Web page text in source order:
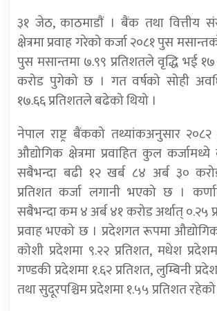
३१ जेठ, काठमाडाैं । बैंक तथा वित्तीय
क्षेत्रमा प्रवाह गरेको कर्जा २०८१ पुस
पुस मसान्तमा ७.९९ प्रतिशतले वृद्धि भई
करोड पुगेको छ । गत वर्षको सोही
१७.६६ प्रतिशतले बढेको थियो ।
नेपाल राष्ट्र बैंकको तथ्यांकअनुसार
औद्योगिक क्षेत्रमा प्रवाहित कुल कर्जामध्ये
सबैभन्दा बढी १२ खर्ब ८४ अर्ब ३०
प्रतिशत कर्जा लगानी भएको छ ।
सबैभन्दा कम ४ अर्ब ४१ करोड अर्थात् ०.२५
प्रवाह भएको छ । प्रदेशगत रूपमा
कोशी प्रदेशमा ९.२२ प्रतिशत, मधेश
गण्डकी प्रदेशमा १.६२ प्रतिशत, लुम्बिनी
तथा सुदूरपश्चिम प्रदेशमा १.५५ प्रतिशत